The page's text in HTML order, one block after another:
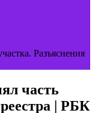
Разъяснения
часть
| РБК